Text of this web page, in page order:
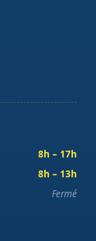
8h – 17h
8h – 13h
Fermé